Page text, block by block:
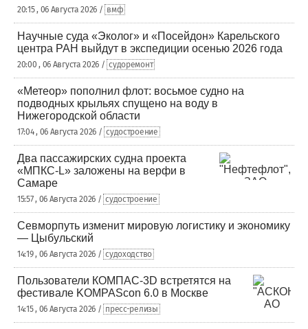
20:15 , 06 Августа 2026 / вмф
Научные суда «Эколог» и «Посейдон» Карельского
центра РАН выйдут в экспедиции осенью 2026 года
20:00 , 06 Августа 2026 / судоремонт
«Метеор» пополнил флот: восьмое судно на
подводных крыльях спущено на воду в
Нижегородской области
17:04 , 06 Августа 2026 / судостроение
Два пассажирских судна проекта
«МПКС-L» заложены на верфи в
Самаре
15:57 , 06 Августа 2026 / судостроение
Севморпуть изменит мировую логистику и экономику
— Цыбульский
14:19 , 06 Августа 2026 / судоходство
Пользователи КОМПАС-3D встретятся на
фестивале KOMPAScon 6.0 в Москве
14:15 , 06 Августа 2026 / пресс-релизы